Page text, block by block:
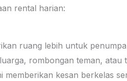
rental harian:
ruang lebih untuk
rombongan teman, atau
memberikan kesan berkelas